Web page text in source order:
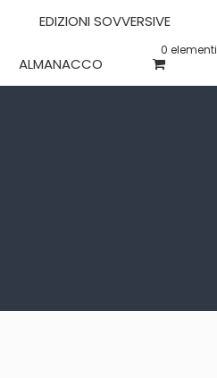
EDIZIONI SOVVERSIVE
ALMANACCO
0 elementi